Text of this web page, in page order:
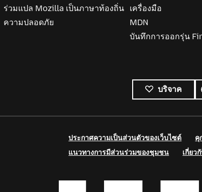
ร่วมแปล Mozilla เป็นภาษาท้องถิ่น
ความปลอดภัย
เครื่องมือ
MDN
บันทึกการออกรุ่น
บริจาค
ทั้
ภ
ประกาศความเป็นส่วนตัวของเว็บไซต์ คุ
แนวทางการมีส่วนร่วมของชุมชน
เกี่ยว